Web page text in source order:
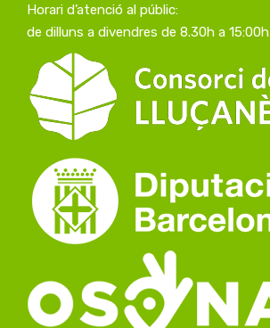
Horari d’atenció al públic:
de dilluns a divendres de 8.30h a 15:00h